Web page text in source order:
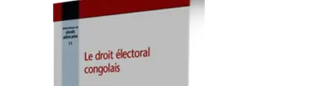
quelques décennies marqué sa distance